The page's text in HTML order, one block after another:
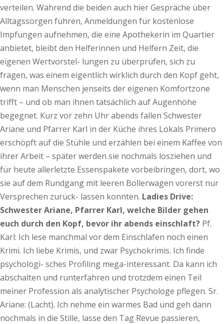
verteilen. Während die beiden auch hier Gespräche über
Alltagssorgen führen, Anmeldungen für kostenlose
Impfungen aufnehmen, die eine Apothekerin im Quartier
anbietet, bleibt den Helferinnen und Helfern Zeit, die
eigenen Wertvorstel- lungen zu überprüfen, sich zu
fragen, was einem eigentlich wirklich durch den Kopf geht,
wenn man Menschen jenseits der eigenen Komfortzone
trifft – und ob man ihnen tatsächlich auf Augenhöhe
begegnet. Kurz vor zehn Uhr abends fallen Schwester
Ariane und Pfarrer Karl in der Küche ihres Lokals Primero
erschöpft auf die Stühle und erzählen bei einem Kaffee von
ihrer Arbeit – später werden sie nochmals losziehen und
für heute allerletzte Essenspakete vorbeibringen, dort, wo
sie auf dem Rundgang mit leeren Bollerwagen vorerst nur
Versprechen zurück- lassen konnten. Ladies Drive:
Schwester Ariane, Pfarrer Karl, welche Bilder gehen
euch durch den Kopf, bevor ihr abends einschlaft? Pf.
Karl: Ich lese manchmal vor dem Einschlafen noch einen
Krimi. Ich liebe Krimis, und zwar Psychokrimis. Ich finde
psychologi- sches Profiling mega-interessant. Da kann ich
abschalten und runterfahren und trotzdem einen Teil
meiner Profession als analytischer Psychologe pflegen. Sr.
Ariane: (Lacht). Ich nehme ein warmes Bad und geh dann
nochmals in die Stille, lasse den Tag Revue passieren,